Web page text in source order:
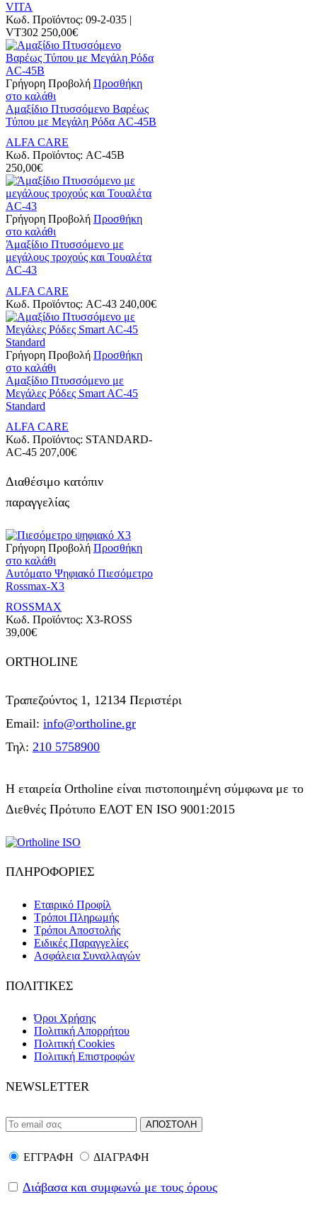
VITA
Κωδ. Προϊόντος: 09-2-035 |
VT302 250,00€
Γρήγορη Προβολή Προσθήκη
στο καλάθι
Αμαξίδιο Πτυσσόμενο Βαρέως
Τύπου με Μεγάλη Ρόδα AC-45B
ALFA CARE
Κωδ. Προϊόντος: AC-45B
250,00€
Γρήγορη Προβολή Προσθήκη
στο καλάθι
Άμαξίδιο Πτυσσόμενο με
μεγάλους τροχούς και Τουαλέτα
AC-43
ALFA CARE
Κωδ. Προϊόντος: AC-43 240,00€
Γρήγορη Προβολή Προσθήκη
στο καλάθι
Αμαξίδιο Πτυσσόμενο με
Μεγάλες Ρόδες Smart AC-45
Standard
ALFA CARE
Κωδ. Προϊόντος: STANDARD-
AC-45 207,00€
Διαθέσιμο κατόπιν
παραγγελίας
Γρήγορη Προβολή Προσθήκη
στο καλάθι
Αυτόματο Ψηφιακό Πιεσόμετρο
Rossmax-X3
ROSSMAX
Κωδ. Προϊόντος: Χ3-ROSS
39,00€
ORTHOLINE
Τραπεζούντος 1, 12134 Περιστέρι
Email: info@ortholine.gr
Τηλ: 210 5758900
Η εταιρεία Ortholine είναι πιστοποιημένη σύμφωνα με το
Διεθνές Πρότυπο ΕΛΟΤ ΕΝ ISO 9001:2015
ΠΛΗΡΟΦΟΡΙΕΣ
Εταιρικό Προφίλ
Τρόποι Πληρωμής
Τρόποι Αποστολής
Ειδικές Παραγγελίες
Ασφάλεια Συναλλαγών
ΠΟΛΙΤΙΚΕΣ
Όροι Χρήσης
Πολιτική Απορρήτου
Πολιτική Cookies
Πολιτική Επιστροφών
NEWSLETTER
ΕΓΓΡΑΦΗ ΔΙΑΓΡΑΦΗ
Διάβασα και συμφωνώ με τους όρους